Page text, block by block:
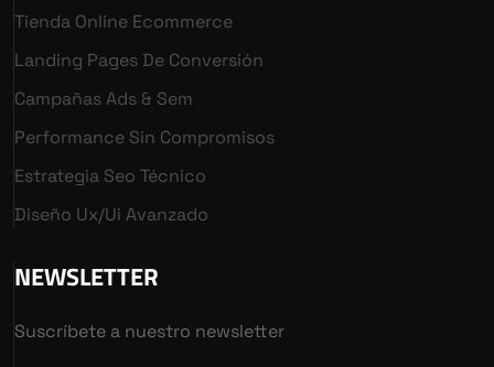
Tienda Online Ecommerce
Landing Pages De Conversión
Campañas Ads & Sem
Performance Sin Compromisos
Estrategia Seo Técnico
Diseño Ux/ui Avanzado
NEWSLETTER
Suscríbete a nuestro newsletter